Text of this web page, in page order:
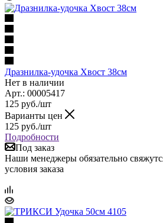
Дразнилка-удочка Хвост 38см
Нет в наличии
Арт.: 00005417
125 руб./шт
Варианты цен
125 руб./шт
Подробности
Под заказ
Наши менеджеры обязательно
условия заказа